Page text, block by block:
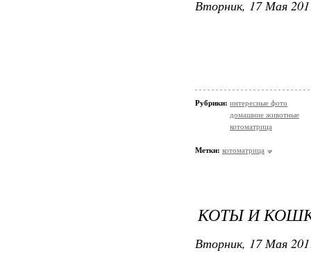
Вторник, 17 Мая
Рубрики: интересные фото
домашние животные
котоматрица
Метки: котоматрица
КОТЫ И
Вторник, 17 Мая